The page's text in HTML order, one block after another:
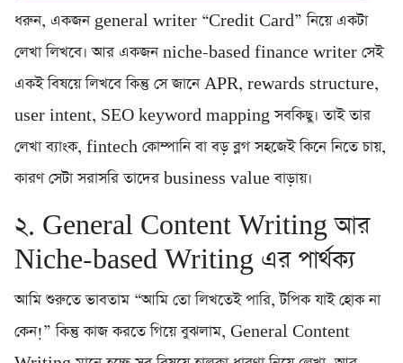
ধরুন, একজন general writer “Credit Card” নিয়ে একটা
লেখা লিখবে। আর একজন niche-based finance writer সেই
একই বিষয়ে লিখবে কিন্তু সে জানে APR, rewards structure,
user intent, SEO keyword mapping সবকিছু। তাই তার
লেখা ব্যাংক, fintech কোম্পানি বা বড় ব্লগ সহজেই কিনে নিতে চায়,
কারণ সেটা সরাসরি তাদের business value বাড়ায়।
২. General Content Writing আর
Niche-based Writing এর পার্থক্য
আমি শুরুতে ভাবতাম “আমি তো লিখতেই পারি, টপিক যাই হোক না
কেন!” কিন্তু কাজ করতে গিয়ে বুঝলাম, General Content